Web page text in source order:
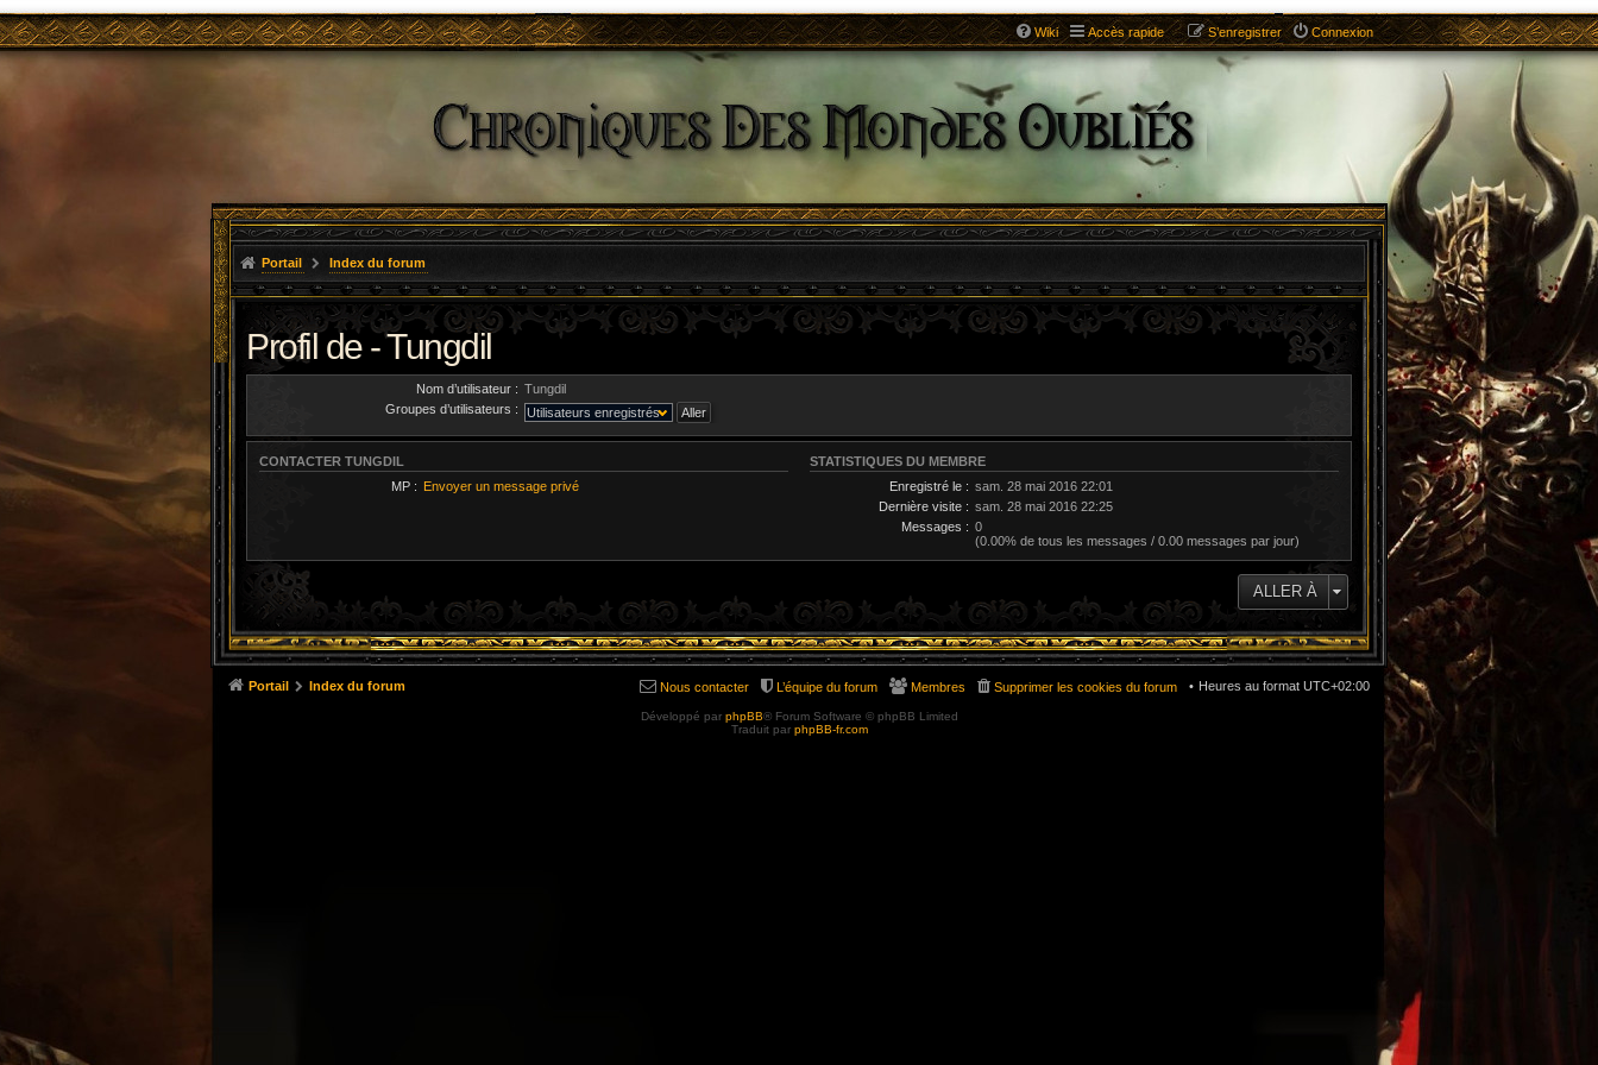
Wiki Accès rapide Connexion
S’enregistrer
Portail Index du forum
Profil de - Tungdil
Nom d’utilisateur : Tungdil
Groupes d’utilisateurs :
CONTACTER TUNGDIL
MP : Envoyer un message privé
STATISTIQUES DU MEMBRE
Enregistré le : sam. 28 mai 2016 22:01
Dernière visite : sam. 28 mai 2016 22:25
Messages : 0
(0.00% de tous les messages / 0.00 messages par jour)
ALLER À
Portail Index du forum Heures au format UTC+02:00
Supprimer les cookies du forum
Membres
L’équipe du forum
Nous contacter
Développé par phpBB® Forum Software © phpBB Limited
Traduit par phpBB-fr.com